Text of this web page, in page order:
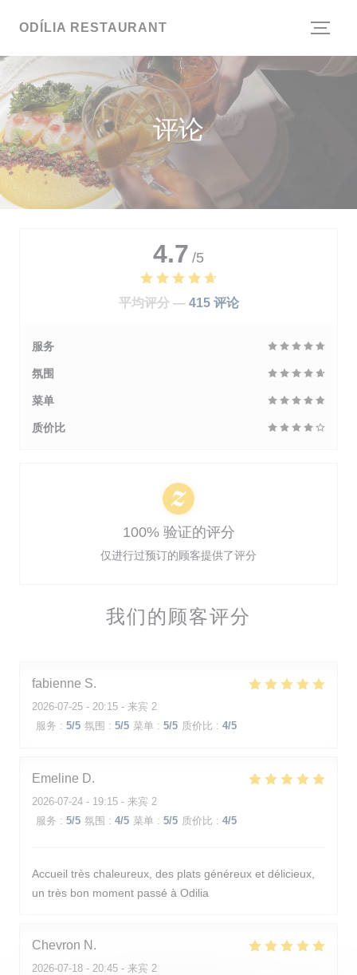
ODÍLIA RESTAURANT
评论
我们的顾客评分
fabienne S
2026-07-25 - 20:15 - 来宾 2
服务 : 5/5 氛围 : 5/5 菜单 : 5/5 质价比 : 4/5
Emeline D
2026-07-24 - 19:15 - 来宾 2
服务 : 5/5 氛围 : 4/5 菜单 : 5/5 质价比 : 4/5
Accueil très chaleureux, des plats généreux et délicieux,
un très bon moment passé à Odilia
Chevron N
2026-07-18 - 20:45 - 来宾 2
4.7 /5
平均评分 — 415 评论
服务
氛围
菜单
质价比
100% 验证的评分
仅进行过预订的顾客提供了评分